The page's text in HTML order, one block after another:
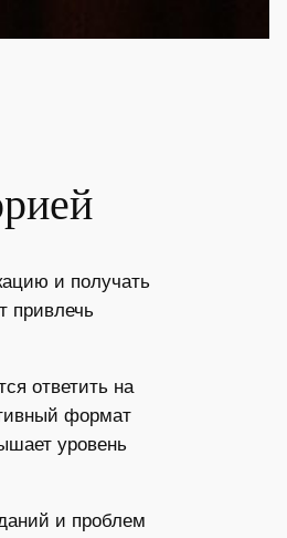
и получать
привлечь
ответить на
формат
уровень
и проблем